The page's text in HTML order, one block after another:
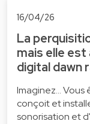
16/04/26
La
mais elle est
digital dawn
Imaginez...
conçoit et
sonorisation et